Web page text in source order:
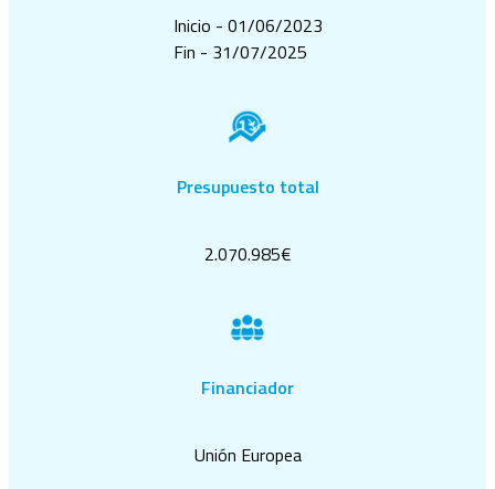
Inicio - 01/06/2023
Fin - 31/07/2025
Presupuesto total
2.070.985€
Financiador
Unión Europea